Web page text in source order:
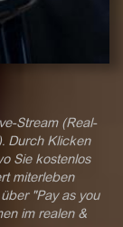
Stream (Real-
Durch Klicken
Sie kostenlos
miterleben
"Pay as you
im realen &